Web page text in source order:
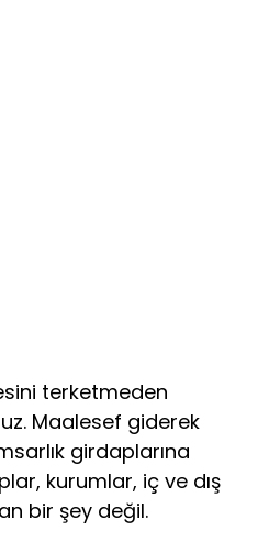
terketmeden
Maalesef giderek
girdaplarına
kurumlar, iç ve dış
bir şey değil.